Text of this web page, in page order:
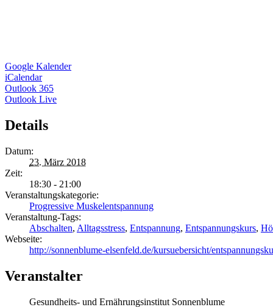
Google Kalender
iCalendar
Outlook 365
Outlook Live
Details
Datum:
23. März 2018
Zeit:
18:30 - 21:00
Veranstaltungskategorie:
Progressive Muskelentspannung
Veranstaltung-Tags:
Abschalten, Alltagsstress, Entspannung, Entspannungskurs,
Webseite:
http://sonnenblume-elsenfeld.de/kursuebersicht/
Veranstalter
Gesundheits- und Ernährungsinstitut Sonnenblume